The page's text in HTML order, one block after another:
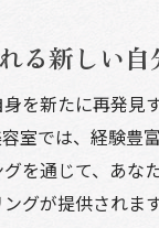
る新しい
を新たに再発見
室では、経験豊
を通じて、あな
グが提供されま